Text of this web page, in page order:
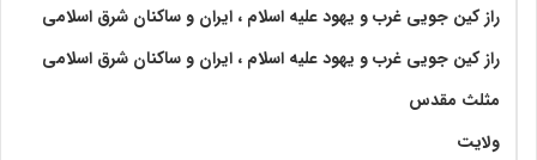
راز کین جویی غرب و یهود علیه اسلام ، ایران و ساکنان شرق اسلامی
راز کین جویی غرب و یهود علیه اسلام ، ایران و ساکنان شرق اسلامی
مثلث مقدس
ولايت‏